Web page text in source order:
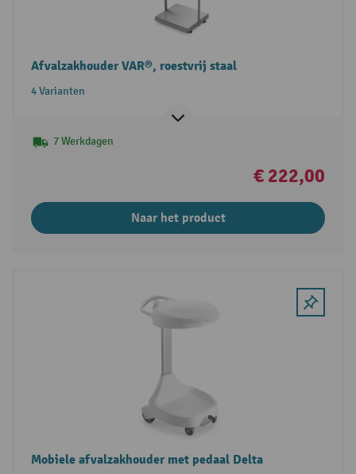
Afvalzakhouder VAR®, roestvrij staal
4 Varianten
7 Werkdagen
€ 222,00
Naar het product
Mobiele afvalzakhouder met pedaal Delta